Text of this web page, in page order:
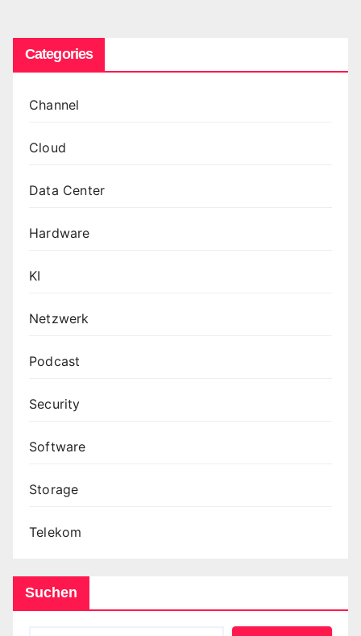
Categories
Channel
Cloud
Data Center
Hardware
KI
Netzwerk
Podcast
Security
Software
Storage
Telekom
Suchen